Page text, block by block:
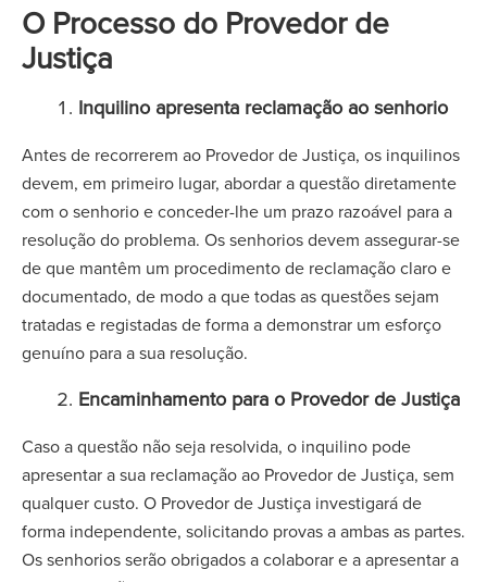
O Processo do Provedor de
Justiça
Inquilino apresenta reclamação ao senhorio
Antes de recorrerem ao Provedor de Justiça, os inquilinos
devem, em primeiro lugar, abordar a questão diretamente
com o senhorio e conceder-lhe um prazo razoável para a
resolução do problema. Os senhorios devem assegurar-se
de que mantêm um procedimento de reclamação claro e
documentado, de modo a que todas as questões sejam
tratadas e registadas de forma a demonstrar um esforço
genuíno para a sua resolução.
Encaminhamento para o Provedor de Justiça
Caso a questão não seja resolvida, o inquilino pode
apresentar a sua reclamação ao Provedor de Justiça, sem
qualquer custo. O Provedor de Justiça investigará de
forma independente, solicitando provas a ambas as partes.
Os senhorios serão obrigados a colaborar e a apresentar a